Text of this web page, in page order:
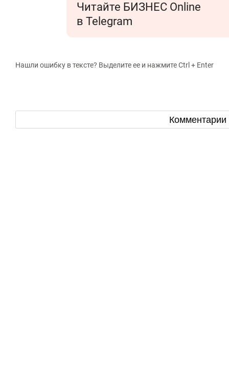
Читайте БИЗНЕС Online
в Telegram
Нашли ошибку в тексте? Выделите ее и нажмите Ctrl + Enter
Комментарии